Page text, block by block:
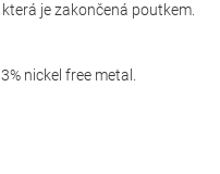
je zakončená poutkem.
nickel free metal.